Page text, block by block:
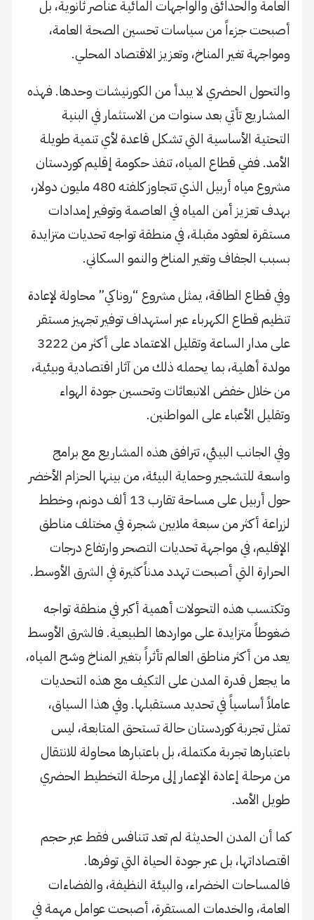
العامة والحدائق والواجهات المائية عناصر ثانوية، بل
أصبحت جزءاً من سياسات تحسين الصحة العامة،
ومواجهة تغير المناخ، وتعزيز الاقتصاد المحلي.
والتحول الحضري لا يبدأ من الكورنيشات وحدها. فهذه
المشاريع تأتي بعد سنوات من الاستثمار في البنية
التحتية الأساسية التي تشكل قاعدة لأي تنمية طويلة
الأمد. ففي قطاع المياه، تنفذ حكومة إقليم كوردستان
مشروع مياه أربيل الذي تتجاوز كلفته 480 مليون دولار،
بهدف تعزيز أمن المياه في العاصمة وتوفير إمدادات
مستقرة لعقود مقبلة، في منطقة تواجه تحديات متزايدة
بسبب الجفاف وتغير المناخ والنمو السكاني.
وفي قطاع الطاقة، يمثل مشروع “روناكي” محاولة لإعادة
تنظيم قطاع الكهرباء عبر استهداف توفير تجهيز مستقر
على مدار الساعة وتقليل الاعتماد على أكثر من 3222
مولدة أهلية، بما يحمله ذلك من آثار اقتصادية وبيئية،
من خلال خفض الانبعاثات وتحسين جودة الهواء
وتقليل الأعباء على المواطنين.
وفي الجانب البيئي، تترافق هذه المشاريع مع برامج
واسعة للتشجير وحماية البيئة، من بينها الحزام الأخضر
حول أربيل على مساحة تقارب 13 ألف دونم، وخطط
لزراعة أكثر من سبعة ملايين شجرة في مختلف مناطق
الإقليم، في مواجهة تحديات التصحر وارتفاع درجات
الحرارة التي أصبحت تهدد مدناً كثيرة في الشرق الأوسط.
وتكتسب هذه التحولات أهمية أكبر في منطقة تواجه
ضغوطاً متزايدة على مواردها الطبيعية. فالشرق الأوسط
يعد من أكثر مناطق العالم تأثراً بتغير المناخ وشح المياه،
ما يجعل قدرة المدن على التكيف مع هذه التحديات
عاملاً أساسياً في تحديد مستقبلها. وفي هذا السياق،
تمثل تجربة كوردستان حالة تستحق المتابعة، ليس
باعتبارها تجربة مكتملة، بل باعتبارها محاولة للانتقال
من مرحلة إعادة الإعمار إلى مرحلة التخطيط الحضري
طويل الأمد.
كما أن المدن الحديثة لم تعد تتنافس فقط عبر حجم
اقتصاداتها، بل عبر جودة الحياة التي توفرها.
فالمساحات الخضراء، والبيئة النظيفة، والفضاءات
العامة، والخدمات المستقرة، أصبحت عوامل مهمة في